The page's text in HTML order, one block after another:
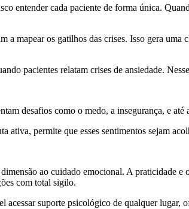
entender cada paciente de forma única.
a mapear os gatilhos das crises. Isso gera
pacientes relatam crises de ansiedade.
desafios como o medo, a insegurança, e
ativa, permite que esses sentimentos sejam
ao cuidado emocional. A praticidade
com total sigilo.
acessar suporte psicológico de qualquer